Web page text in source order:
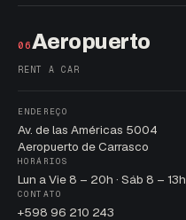
06Aeropuerto
RENT A CAR
ENDEREÇO
Av. de las Américas 5004
Aeropuerto de Carrasco
HORÁRIOS
Lun a Vie 8 – 20h · Sáb 8 – 13h
CONTATO
+598 96 210 243